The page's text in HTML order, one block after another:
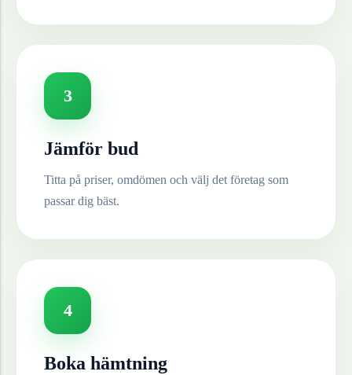
3
Jämför bud
Titta på priser, omdömen och välj det företag som
passar dig bäst.
4
Boka hämtning